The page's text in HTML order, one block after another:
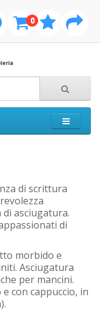
0
di scrittura
asciugatura.
di
morbido e
Asciugatura
per mancini.
con cappuccio, in